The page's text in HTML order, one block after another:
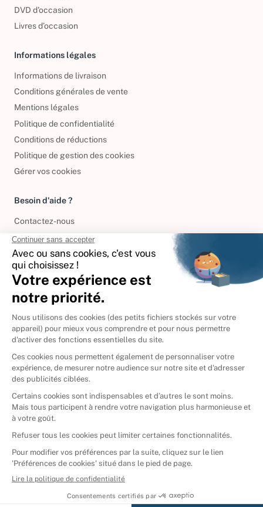
DVD d'occasion
Livres d’occasion
Informations légales
Informations de livraison
Conditions générales de vente
Mentions légales
Politique de confidentialité
Conditions de réductions
Politique de gestion des cookies
Gérer vos cookies
Besoin d'aide ?
Contactez-nous
International
🇪🇸Espagne
🇮🇹Italie
Donner vos livres
Ammareal © 2026